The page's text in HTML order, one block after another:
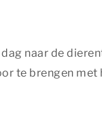
naar de
te brengen met